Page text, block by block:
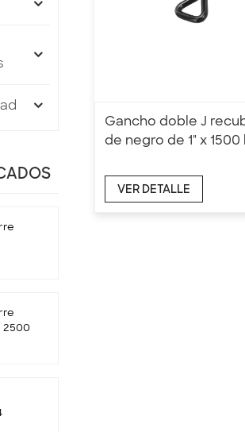
Gancho doble J
de negro de 1" x 1500
VER DETALLE
2500